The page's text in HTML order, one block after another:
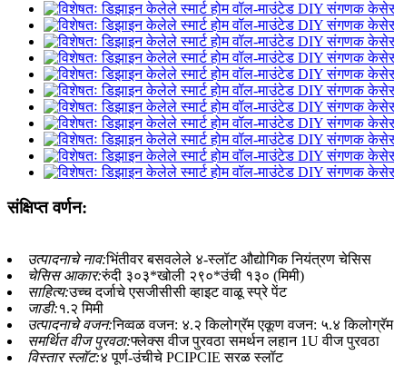
संक्षिप्त वर्णन:
उत्पादनाचे नाव:भिंतीवर बसवलेले ४-स्लॉट औद्योगिक नियंत्रण चेसिस
चेसिस आकार:रुंदी ३०३*खोली २९०*उंची १३० (मिमी)
साहित्य:उच्च दर्जाचे एसजीसीसी व्हाइट वाळू स्प्रे पेंट
जाडी:१.२ मिमी
उत्पादनाचे वजन:निव्वळ वजन: ४.२ किलोग्रॅम एकूण वजन: ५.४ किलोग्रॅम
समर्थित वीज पुरवठा:फ्लेक्स वीज पुरवठा समर्थन लहान 1U वीज पुरवठा
विस्तार स्लॉट:४ पूर्ण-उंचीचे PCIPCIE सरळ स्लॉट